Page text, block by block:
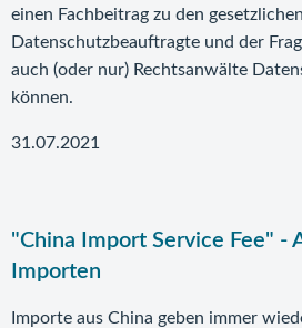
einen Fachbeitrag zu den
Datenschutzbeauftragte und der
auch (oder nur) Rechtsanwälte
können.
31.07.2021
"China Import Service Fee" -
Importen
Importe aus China geben immer